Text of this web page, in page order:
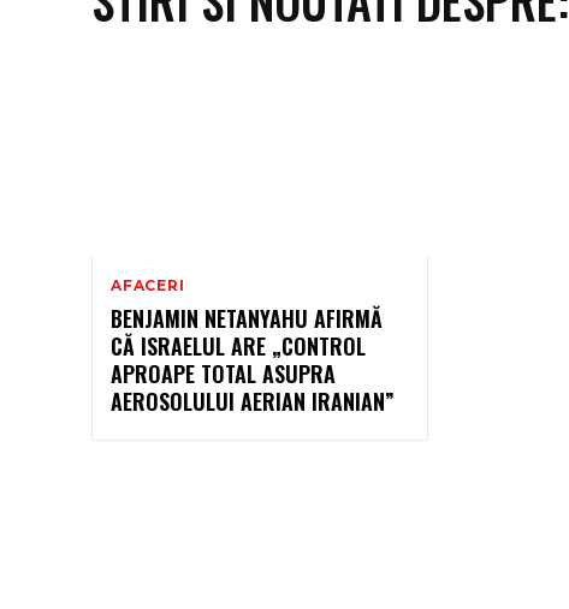
AFACERI
BENJAMIN NETANYAHU AFIRMĂ
CĂ ISRAELUL ARE „CONTROL
APROAPE TOTAL ASUPRA
AEROSOLULUI AERIAN IRANIAN”